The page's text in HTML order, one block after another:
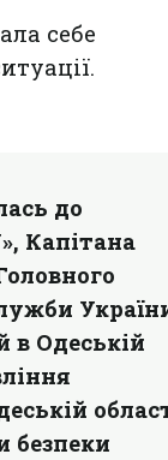
себе
до
Капітана
в Одеській
безпеки